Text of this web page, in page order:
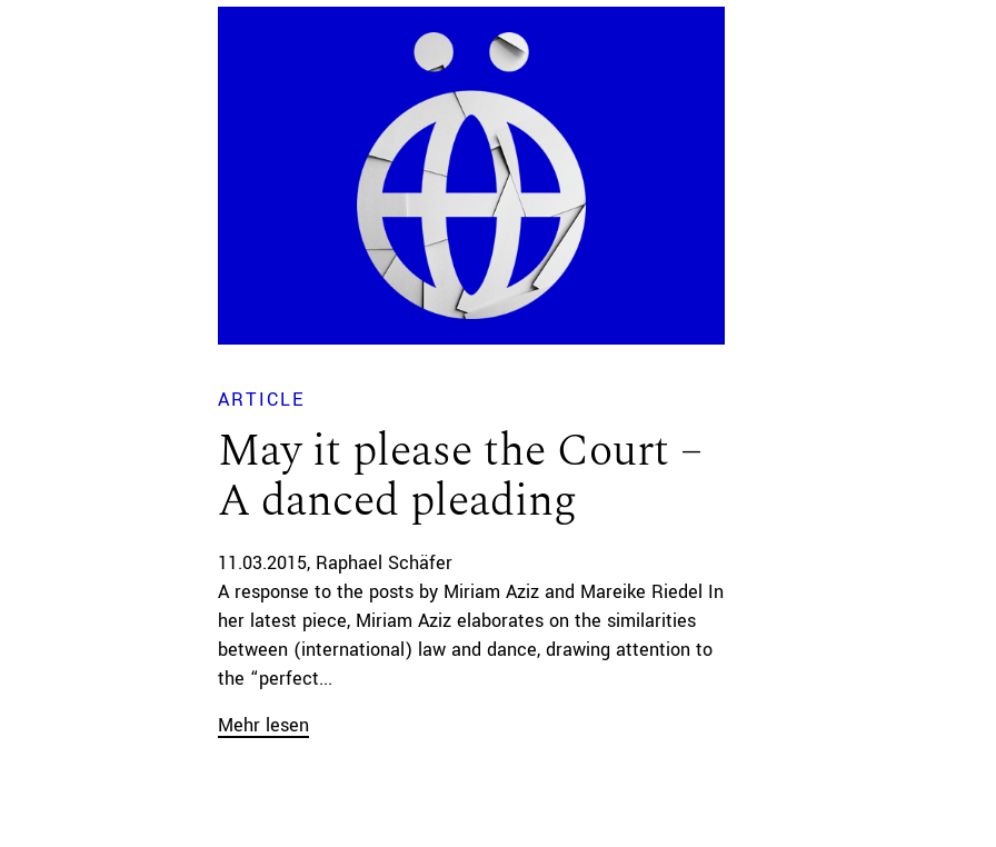
ARTICLE
May it please the Court –
A danced pleading
11.03.2015 Raphael Schäfer
A response to the posts by Miriam Aziz and Mareike Riedel In
her latest piece, Miriam Aziz elaborates on the similarities
between (international) law and dance, drawing attention to
the “perfect...
Mehr lesen